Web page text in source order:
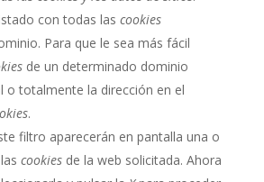
con todas las cookies
Para que le sea más fácil
de un determinado dominio
o totalmente la dirección en el
.
filtro aparecerán en pantalla una o
cookiesde la web solicitada. Ahora